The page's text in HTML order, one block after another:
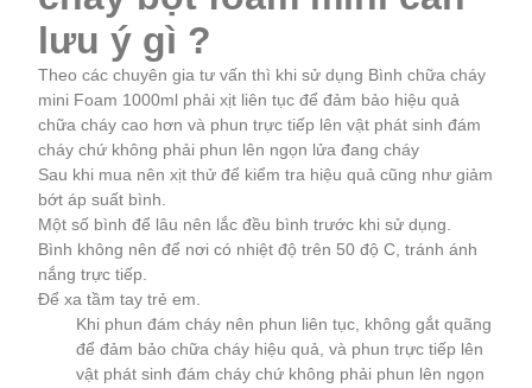
lưu ý gì ?
Theo các chuyên gia tư vấn thì khi sử dụng Bình chữa cháy
mini Foam 1000ml phải xịt liên tục để đảm bảo hiệu quả
chữa cháy cao hơn và phun trực tiếp lên vật phát sinh đám
cháy chứ không phải phun lên ngọn lửa đang cháy
Sau khi mua nên xịt thử để kiểm tra hiệu quả cũng như giảm
bớt áp suất bình.
Một số bình để lâu nên lắc đều bình trước khi sử dụng.
Bình không nên để nơi có nhiệt độ trên 50 độ C, tránh ánh
nắng trực tiếp.
Để xa tầm tay trẻ em.
Khi phun đám cháy nên phun liên tục, không gắt quãng
để đảm bảo chữa cháy hiệu quả, và phun trực tiếp lên
vật phát sinh đám cháy chứ không phải phun lên ngọn